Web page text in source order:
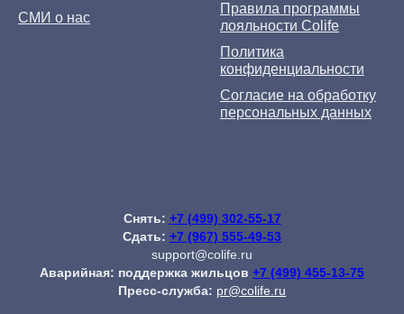
СМИ о нас
Правила программы
лояльности Colife
Политика
конфиденциальности
Согласие на обработку
персональных данных
Снять: +7 (499) 302-55-17
Сдать: +7 (967) 555-49-53
support@colife.ru
Аварийная: поддержка жильцов +7 (499) 455-13-75
Пресс-служба: pr@colife.ru